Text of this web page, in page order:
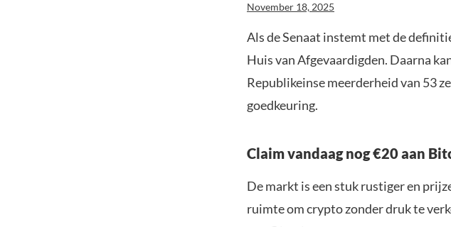
November 18, 2025
Als de Senaat instemt met de
Huis van Afgevaardigden. Daarna
Republikeinse meerderheid van 53
goedkeuring.
Claim vandaag nog €20 aan
De markt is een stuk rustiger en
ruimte om crypto zonder druk te